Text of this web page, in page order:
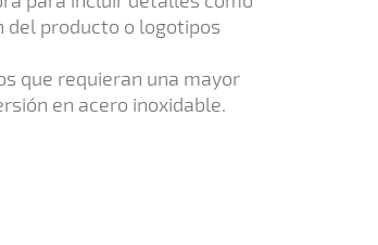
del producto o logotipos
que requieran una mayor
en acero inoxidable.